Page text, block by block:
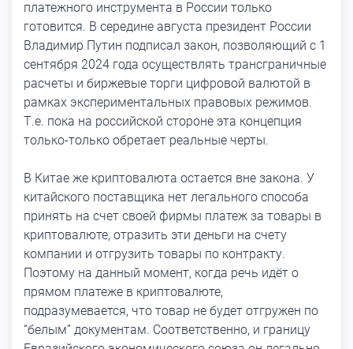
платежного инструмента в России только
готовится. В середине августа президент России
Владимир Путин подписал закон, позволяющий с 1
сентября 2024 года осуществлять трансграничные
расчеты и биржевые торги цифровой валютой в
рамках экспериментальных правовых режимов.
Т.е. пока на российской стороне эта концепция
только-только обретает реальные черты.
В Китае же криптовалюта остается вне закона. У
китайского поставщика нет легального способа
принять на счет своей фирмы платеж за товары в
криптовалюте, отразить эти деньги на счету
компании и отгрузить товары по контракту.
Поэтому на данный момент, когда речь идёт о
прямом платеже в криптовалюте,
подразумевается, что товар не будет отгружен по
“белым” документам. Соответственно, и границу